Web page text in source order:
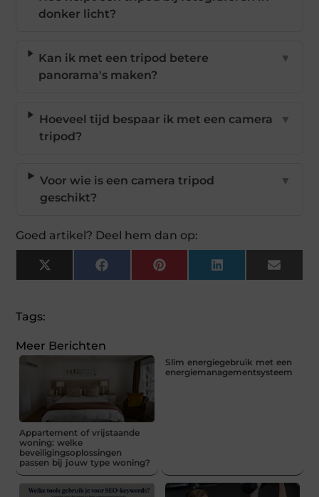
donker licht?
Kan ik met een tripod betere
panorama's maken?
▼
Hoeveel tijd bespaar ik met een camera
tripod?
▼
Voor wie is een camera tripod
geschikt?
▼
Goed artikel? Deel hem dan op:
X
(Twitter)
FacebookPinterestLinkedIn Email
Tags:
Meer Berichten
Appartement of vrijstaande
woning: welke
beveiligingsoplossingen
passen bij jouw type woning?
Slim energiegebruik met een
energiemanagementsysteem